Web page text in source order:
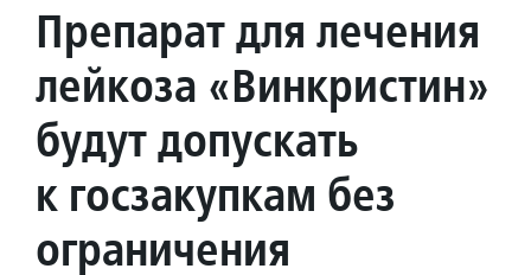
Препарат для лечения
лейкоза «Винкристин»
будут допускать
к госзакупкам без
ограничения